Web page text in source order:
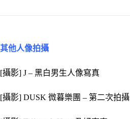
其他人像拍攝
[攝影] J – 黑白男生人像寫真
[攝影] DUSK 微暮樂團 – 第二次拍攝